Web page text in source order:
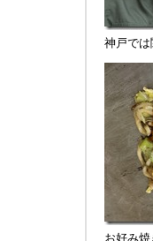
神戸で
お好み